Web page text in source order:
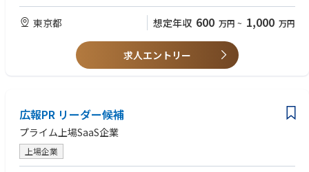
【歓迎条件】
経営企画、事業企画、経営管理等の経験コンサルティングファームまたは
事業会社の企画部門での経験IR、広報、サステナビリティ、DX推進等の経
東京都 想定年収 600 万円 ~ 1,000 万円
求人エントリー
広報PR リーダー候補
プライム上場SaaS企業
上場企業